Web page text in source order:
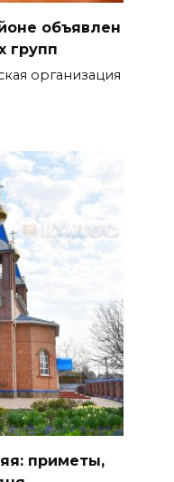
музея
объявлен
групп
организация
приметы,